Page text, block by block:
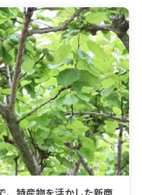
、特産物を活かした新商